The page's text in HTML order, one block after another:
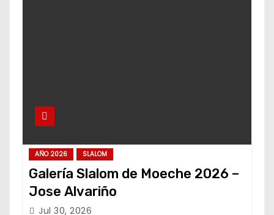
AÑO 2026 SLALOM
Galería Slalom de Moeche 2026 –
Jose Alvariño
Jul 30, 2026